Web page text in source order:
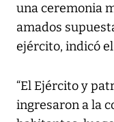
una ceremonia
amados
ejército, indicó
“El Ejército y
ingresaron a la